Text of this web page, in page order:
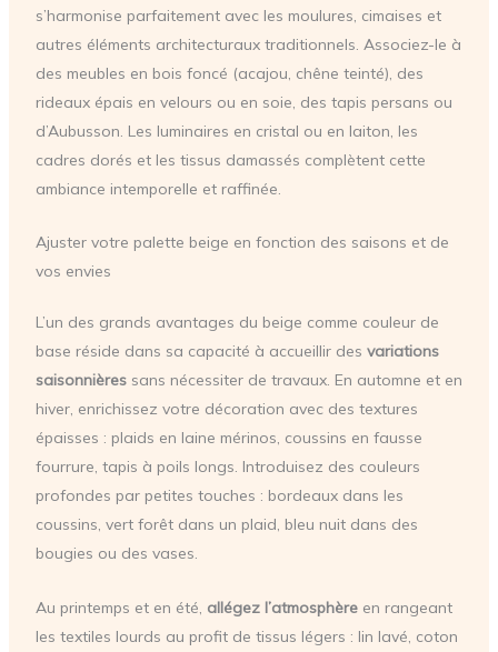
s’harmonise parfaitement avec les moulures, cimaises et
autres éléments architecturaux traditionnels. Associez-le à
des meubles en bois foncé (acajou, chêne teinté), des
rideaux épais en velours ou en soie, des tapis persans ou
d’Aubusson. Les luminaires en cristal ou en laiton, les
cadres dorés et les tissus damassés complètent cette
ambiance intemporelle et raffinée.
Ajuster votre palette beige en fonction des saisons et de
vos envies
L’un des grands avantages du beige comme couleur de
base réside dans sa capacité à accueillir des variations
saisonnièressans nécessiter de travaux. En automne et en
hiver, enrichissez votre décoration avec des textures
épaisses : plaids en laine mérinos, coussins en fausse
fourrure, tapis à poils longs. Introduisez des couleurs
profondes par petites touches : bordeaux dans les
coussins, vert forêt dans un plaid, bleu nuit dans des
bougies ou des vases.
Au printemps et en été, allégez l’atmosphèreen rangeant
les textiles lourds au profit de tissus légers : lin lavé, coton